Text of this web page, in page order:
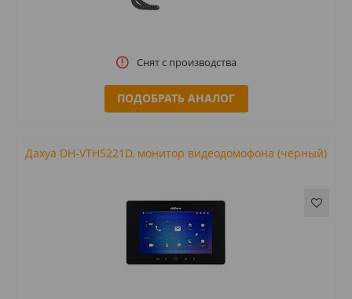
Снят с производства
ПОДОБРАТЬ АНАЛОГ
Дахуа DH-VTH5221D, монитор видеодомофона (черный)